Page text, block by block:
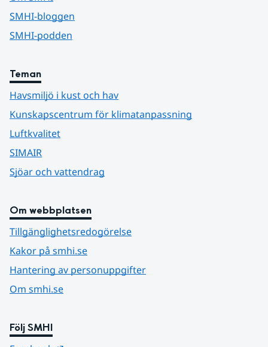
SMHI-bloggen
SMHI-podden
Teman
Havsmiljö i kust och hav
Kunskapscentrum för klimatanpassning
Luftkvalitet
SIMAIR
Sjöar och vattendrag
Om webbplatsen
Tillgänglighetsredogörelse
Kakor på smhi.se
Hantering av personuppgifter
Om smhi.se
Följ SMHI